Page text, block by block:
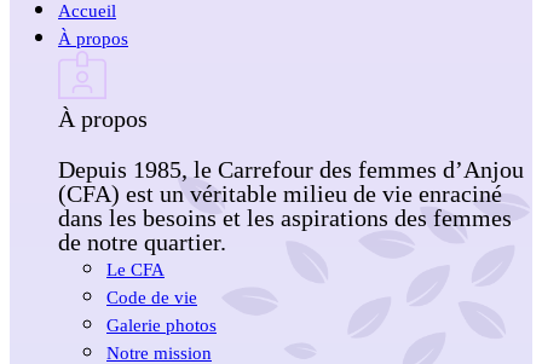
Accueil
À propos
À propos
Depuis 1985, le Carrefour des femmes d’Anjou
(CFA) est un véritable milieu de vie enraciné
dans les besoins et les aspirations des femmes
de notre quartier.
Le CFA
Code de vie
Galerie photos
Notre mission